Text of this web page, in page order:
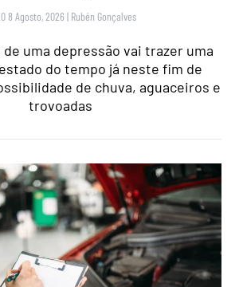
8 Agosto, 2026 | Rubén Gonçalves
de uma depressão vai trazer uma
do tempo já neste fim de
de chuva, aguaceiros e
trovoadas